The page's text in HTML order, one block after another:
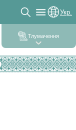
Укр.
Тлумачення